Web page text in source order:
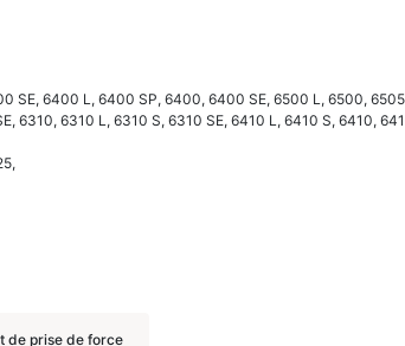
SE, 6400 L, 6400 SP, 6400, 6400 SE, 6500 L, 6500,
6310, 6310 L, 6310 S, 6310 SE, 6410 L, 6410 S, 6410,
de prise de force